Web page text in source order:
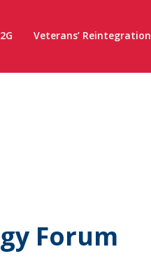
Veterans’ Reintegration
Forum